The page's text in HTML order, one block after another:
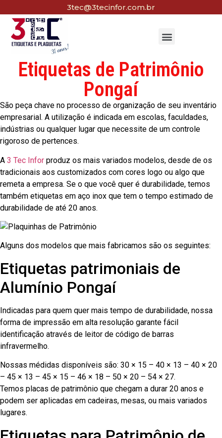
3tec@3tecinfor.com.br
Etiquetas de Patrimônio
Pongaí
São peça chave no processo de organização de seu inventário
empresarial. A utilização é indicada em escolas, faculdades,
indústrias ou qualquer lugar que necessite de um controle
rigoroso de pertences.
A 3 Tec Infor produz os mais variados modelos, desde de os
tradicionais aos customizados com cores logo ou algo que
remeta a empresa. Se o que você quer é durabilidade, temos
também etiquetas em aço inox que tem o tempo estimado de
durabilidade de até 20 anos.
Alguns dos modelos que mais fabricamos são os seguintes:
Etiquetas patrimoniais de
Alumínio Pongaí
Indicadas para quem quer mais tempo de durabilidade, nossa
forma de impressão em alta resolução garante fácil
identificação através de leitor de código de barras
infravermelho.
Nossas médidas disponíveis são: 30 × 15 – 40 × 13 – 40 × 20
– 45 × 13 – 45 × 15 – 46 × 18 – 50 × 20 – 54 × 27.
Temos placas de patrimônio que chegam a durar 20 anos e
podem ser aplicadas em cadeiras, mesas, ou mais variados
lugares.